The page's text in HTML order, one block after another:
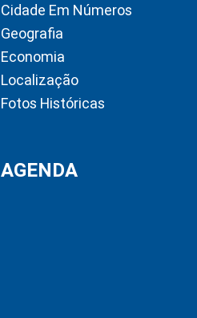
Cidade Em Números
Geografia
Economia
Localização
Fotos Históricas
AGENDA